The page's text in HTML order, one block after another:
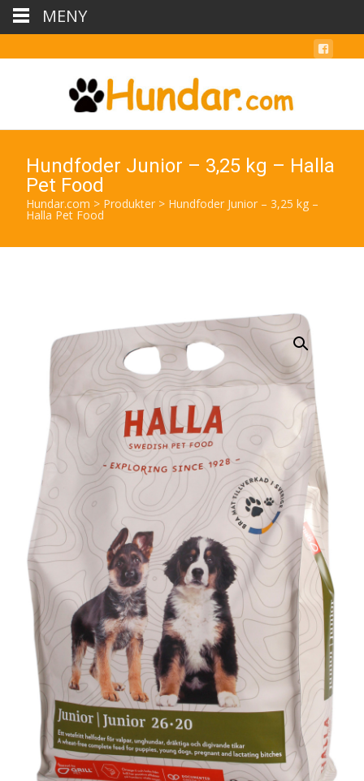
Hundfoder Junior – 3,25 kg – Halla
Pet Food
Hundar.com > Produkter > Hundfoder Junior – 3,25 kg –
Halla Pet Food
MENY